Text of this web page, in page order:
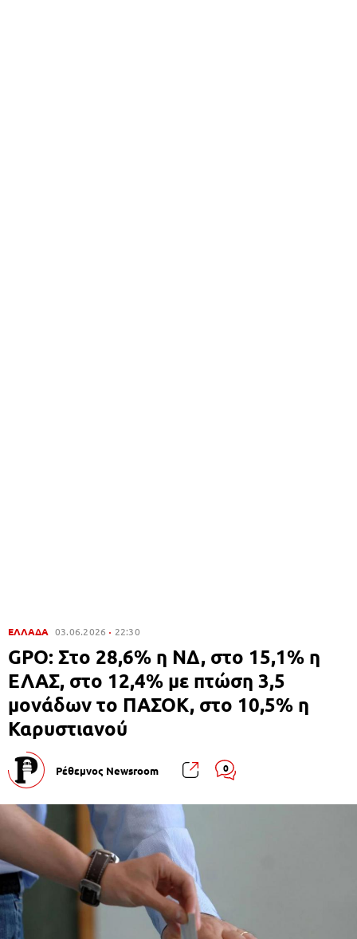
ΕΛΛΑΔΑ 03.06.2026 22:30
GPO: Στο 28,6% η ΝΔ, στο 15,1% η
ΕΛΑΣ, στο 12,4% με πτώση 3,5
μονάδων το ΠΑΣΟΚ, στο 10,5% η
Καρυστιανού
Ρέθεμνος Newsroom 0